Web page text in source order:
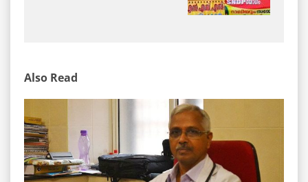
Also Read